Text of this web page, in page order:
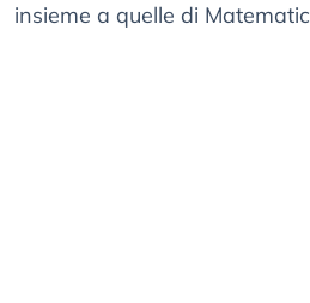
insieme a quelle di